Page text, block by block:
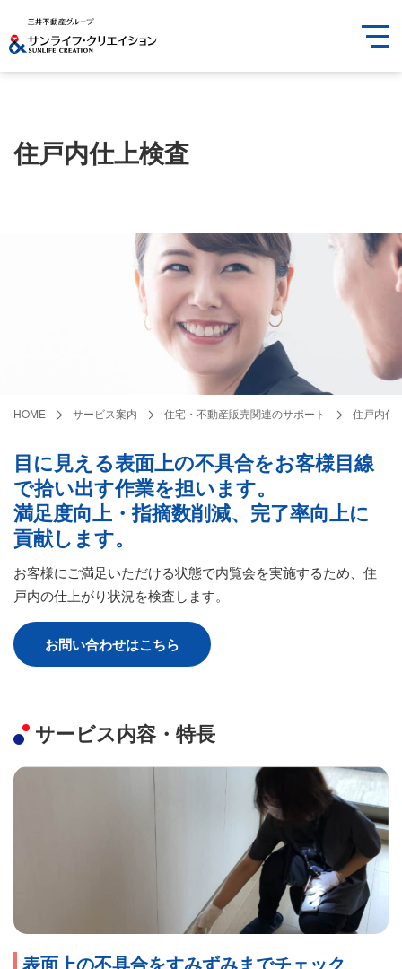
住戸内仕上検査
HOME サービス案内 住宅・不動産販売関連のサポート 住戸内仕
目に見える表面上の不具合をお客様目線
で拾い出す作業を担います。
満足度向上・指摘数削減、完了率向上に
貢献します。
お客様にご満足いただける状態で内覧会を実施するため、住
戸内の仕上がり状況を検査します。
お問い合わせはこちら
サービス内容・特長
表面上の不具合をすみずみまでチェック